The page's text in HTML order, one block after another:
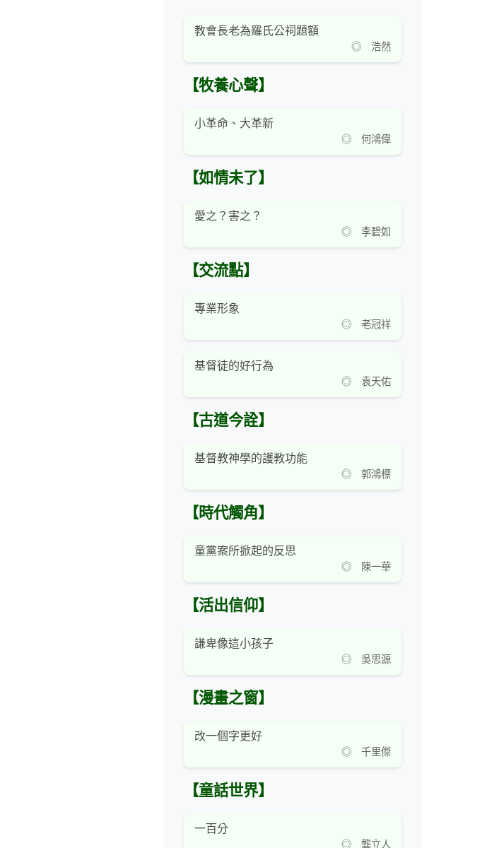
教會長老為羅氏公祠題額
◎ 浩然
【牧養心聲】
小革命、大革新
◎ 何鴻偉
【如情未了】
愛之？害之？
◎ 李碧如
【交流點】
專業形象
◎ 老冠祥
基督徒的好行為
◎ 袁天佑
【古道今詮】
基督教神學的護教功能
◎ 郭鴻標
【時代觸角】
童黨案所掀起的反思
◎ 陳一華
【活出信仰】
謙卑像這小孩子
◎ 吳思源
【漫畫之窗】
改一個字更好
◎ 千里傑
【童話世界】
一百分
◎ 龔立人